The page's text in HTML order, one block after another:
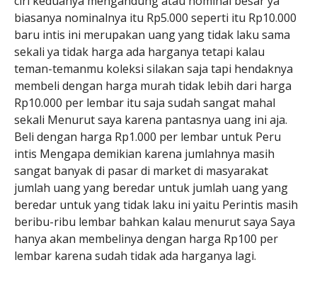
biasanya nominalnya itu Rp5.000 seperti itu Rp10.000
baru intis ini merupakan uang yang tidak laku sama
sekali ya tidak harga ada harganya tetapi kalau
teman-temanmu koleksi silakan saja tapi hendaknya
membeli dengan harga murah tidak lebih dari harga
Rp10.000 per lembar itu saja sudah sangat mahal
sekali Menurut saya karena pantasnya uang ini aja.
Beli dengan harga Rp1.000 per lembar untuk Peru
intis Mengapa demikian karena jumlahnya masih
sangat banyak di pasar di market di masyarakat
jumlah uang yang beredar untuk jumlah uang yang
beredar untuk yang tidak laku ini yaitu Perintis masih
beribu-ribu lembar bahkan kalau menurut saya Saya
hanya akan membelinya dengan harga Rp100 per
lembar karena sudah tidak ada harganya lagi.